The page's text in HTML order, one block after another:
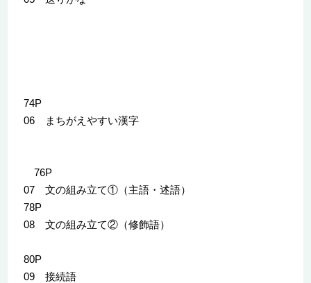
74P
06 まちがえやすい漢字
76P
07 文の組み立て①（主語・述語）
78P
08 文の組み立て②（修飾語）
80P
09 接続語